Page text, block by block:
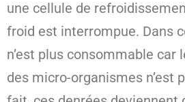
une cellule de
froid est interrompue. Dans
n’est plus consommable car
des micro-organismes n’est